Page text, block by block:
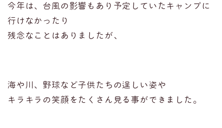
今年は、台風の影響もあり予定していたキャンプに
行けなかったり
残念なことはありましたが、
海や川、野球など子供たちの逞しい姿や
キラキラの笑顔をたくさん見る事ができました。